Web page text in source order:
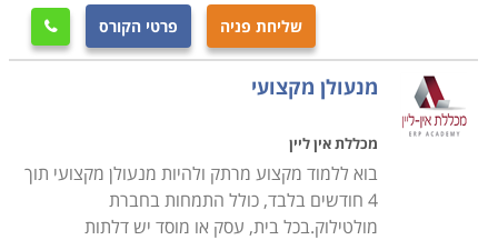
במסגרת הקורס יועברו שיעורים תיאורטיים בנושאי סוגי
המנעולים ומערכות הנעילה השונות, טכניקות פריצה,
מנעולים אנלוגיים ואלקטרונים והכשרה מעשית פרקטית
לפתיחת תקלות באופן מדויק, מבלי לגרום נזק למערכת
עצמה.
הקורס מותאם לאנשים עובדים, בתכנית לימודים מרוכזת, כך
שליחת פניה פרטי הקורס 
מנעולן מקצועי
מכללת אין ליין
בוא ללמוד מקצוע מרתק ולהיות מנעולן מקצועי תוך
4 חודשים בלבד, כולל התמחות בחברת
מולטילוק.בכל בית, עסק או מוסד יש דלתות